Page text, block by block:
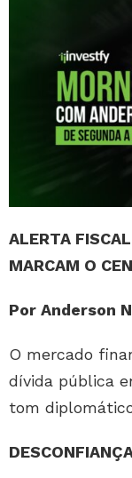
ALERTA
MARCAM O
Por Anderson
O mercado
dívida pública
tom